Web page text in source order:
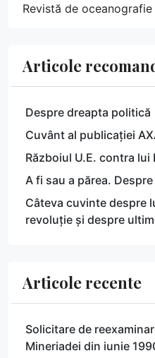
Revistă de
Articole
Despre dreapta politică
Cuvânt al publicației
Războiul U.E. contra lui
A fi sau a părea.
Câteva cuvinte despre
revoluție și despre
Articole recente
Solicitare de
Mineriadei din iunie